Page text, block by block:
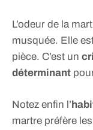
L’odeur de la
musquée. Elle
pièce. C’est un
déterminant
Notez enfin l’
martre préfère